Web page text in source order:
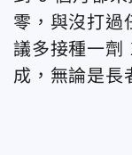
零，與沒打過
議多接種一劑
成，無論是長